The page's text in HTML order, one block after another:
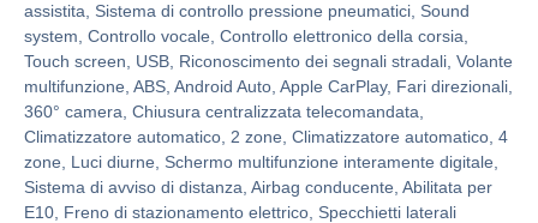
assistita, Sistema di controllo pressione pneumatici, Sound
system, Controllo vocale, Controllo elettronico della corsia,
Touch screen, USB, Riconoscimento dei segnali stradali, Volante
multifunzione, ABS, Android Auto, Apple CarPlay, Fari direzionali,
360° camera, Chiusura centralizzata telecomandata,
Climatizzatore automatico, 2 zone, Climatizzatore automatico, 4
zone, Luci diurne, Schermo multifunzione interamente digitale,
Sistema di avviso di distanza, Airbag conducente, Abilitata per
E10, Freno di stazionamento elettrico, Specchietti laterali